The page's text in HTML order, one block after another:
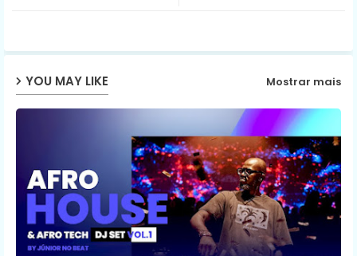
ap
YOU MAY LIKE Mostrar mais